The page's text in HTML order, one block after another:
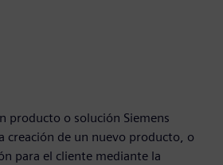
producto o solución Siemens
creación de un nuevo producto, o
para el cliente mediante la